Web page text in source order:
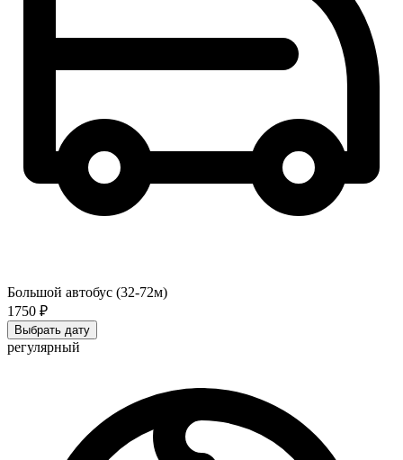
Большой автобус (32-72м)
1750 ₽
Выбрать дату
регулярный